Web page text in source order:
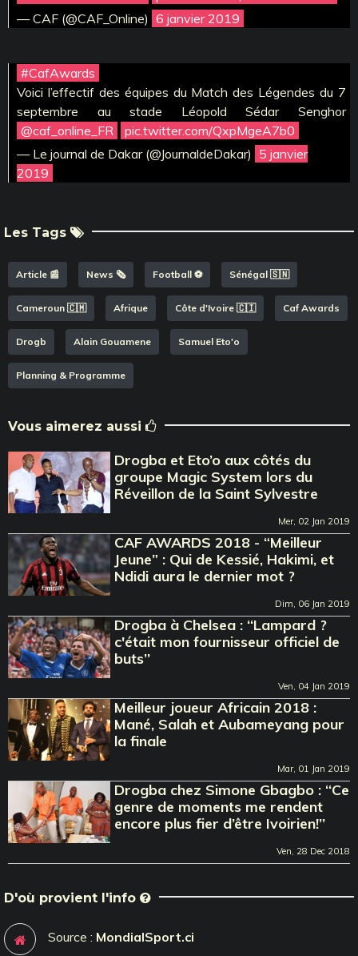
— CAF (@CAF_Online) 6 janvier 2019
#CafAwards
Voici l’effectif des équipes du Match des Légendes du 7
septembre au stade Léopold Sédar Senghor
@caf_online_FR
pic.twitter.com/QxpMgeA7b0
— Le journal de Dakar (@JournaldeDakar) 5 janvier
2019
Les Tags
Article 📰 News 🗞️ Football ⚽️ Sénégal 🇸🇳
Cameroun 🇨🇲 Afrique Côte d'Ivoire 🇨🇮 Caf Awards
Drogb Alain Gouamene Samuel Eto'o
Planning & Programme
Vous aimerez aussi
Drogba et Eto’o aux côtés du
groupe Magic System lors du
Réveillon de la Saint Sylvestre
Mer, 02 Jan 2019
CAF AWARDS 2018 - “Meilleur
Jeune” : Qui de Kessié, Hakimi, et
Ndidi aura le dernier mot ?
Dim, 06 Jan 2019
Drogba à Chelsea : ‘‘Lampard ?
c'était mon fournisseur officiel de
buts’’
Ven, 04 Jan 2019
Meilleur joueur Africain 2018 :
Mané, Salah et Aubameyang pour
la finale
Mar, 01 Jan 2019
Drogba chez Simone Gbagbo : ‘‘Ce
genre de moments me rendent
encore plus fier d’être Ivoirien!’’
Ven, 28 Dec 2018
D'où provient l'info
Source : MondialSport.ci